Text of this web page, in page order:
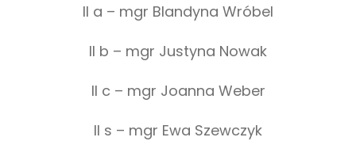
II a – mgr Blandyna Wróbel
II b – mgr Justyna Nowak
II c – mgr Joanna Weber
II s – mgr Ewa Szewczyk